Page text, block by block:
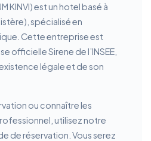
KINVI) est un hotel basé à
spécialisé en
Cette entreprise est
officielle Sirene de l’INSEE,
légale et de son
ou connaître les
utilisez notre
de réservation. Vous serez